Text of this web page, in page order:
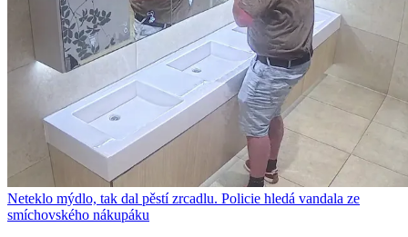
Neteklo mýdlo, tak dal pěstí zrcadlu. Policie hledá vandala ze
smíchovského nákupáku